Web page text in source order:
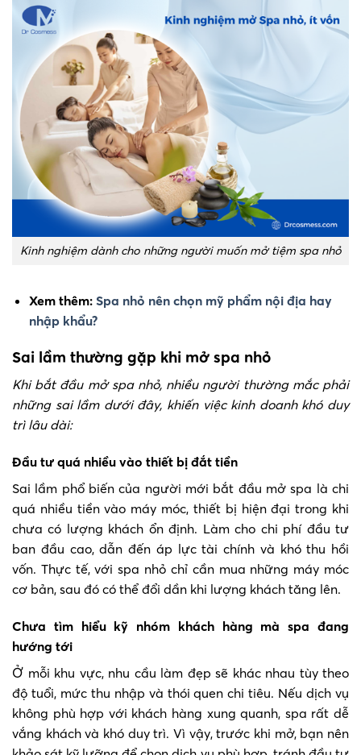
Kinh nghiệm dành cho những người muốn mở tiệm spa nhỏ
Xem thêm: Spa nhỏ nên chọn mỹ phẩm nội địa hay
nhập khẩu?
Sai lầm thường gặp khi mở spa nhỏ
Khi bắt đầu mở spa nhỏ, nhiều người thường mắc phải
những sai lầm dưới đây, khiến việc kinh doanh khó duy
trì lâu dài:
Đầu tư quá nhiều vào thiết bị đắt tiền
Sai lầm phổ biến của người mới bắt đầu mở spa là chi
quá nhiều tiền vào máy móc, thiết bị hiện đại trong khi
chưa có lượng khách ổn định. Làm cho chi phí đầu tư
ban đầu cao, dẫn đến áp lực tài chính và khó thu hồi
vốn. Thực tế, với spa nhỏ chỉ cần mua những máy móc
cơ bản, sau đó có thể đổi dần khi lượng khách tăng lên.
Chưa tìm hiểu kỹ nhóm khách hàng mà spa đang
hướng tới
Ở mỗi khu vực, nhu cầu làm đẹp sẽ khác nhau tùy theo
độ tuổi, mức thu nhập và thói quen chi tiêu. Nếu dịch vụ
không phù hợp với khách hàng xung quanh, spa rất dễ
vắng khách và khó duy trì. Vì vậy, trước khi mở, bạn nên